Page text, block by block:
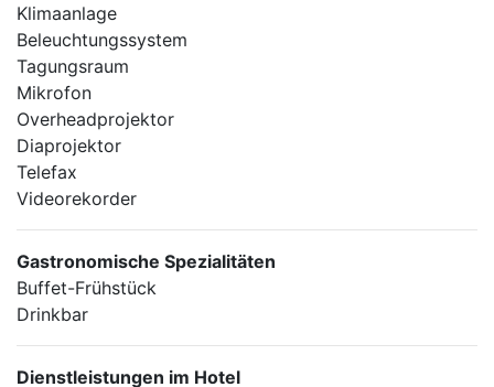
Klimaanlage
Beleuchtungssystem
Tagungsraum
Mikrofon
Overheadprojektor
Diaprojektor
Telefax
Videorekorder
Gastronomische Spezialitäten
Buffet-Frühstück
Drinkbar
Dienstleistungen im Hotel